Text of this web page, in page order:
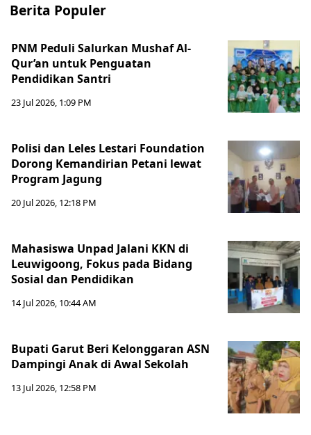
Berita Populer
PNM Peduli Salurkan Mushaf Al-
Qur’an untuk Penguatan
Pendidikan Santri
23 Jul 2026, 1:09 PM
Polisi dan Leles Lestari Foundation
Dorong Kemandirian Petani lewat
Program Jagung
20 Jul 2026, 12:18 PM
Mahasiswa Unpad Jalani KKN di
Leuwigoong, Fokus pada Bidang
Sosial dan Pendidikan
14 Jul 2026, 10:44 AM
Bupati Garut Beri Kelonggaran ASN
Dampingi Anak di Awal Sekolah
13 Jul 2026, 12:58 PM